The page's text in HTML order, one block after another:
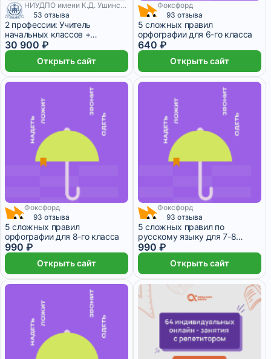
НИУДПО имени К.Д. Ушинского
53 отзыва
2 профессии: Учитель
начальных классов +
Воспитатель
30 900 ₽
Открыть сайт
Фоксфорд
93 отзыва
5 сложных правил
орфографии для 6-го класса
640 ₽
Открыть сайт
Фоксфорд
93 отзыва
5 сложных правил
орфографии для 8-го класса
990 ₽
Открыть сайт
Фоксфорд
93 отзыва
5 сложных правил по
русскому языку для 7-8
классов
990 ₽
Открыть сайт